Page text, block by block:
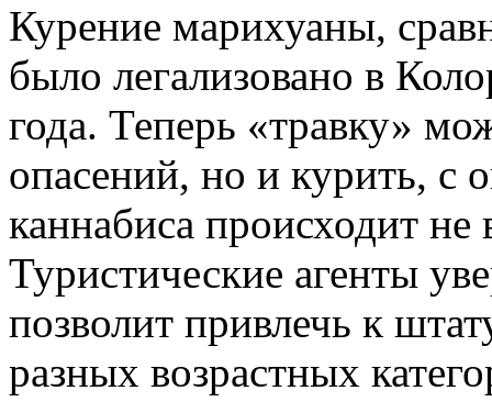
Курение марихуаны,
было легализовано в
года. Теперь «травку»
опасений, но и курить, с
каннабиса происходит
Туристические агенты
позволит привлечь к
разных возрастных